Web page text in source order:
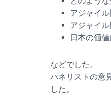
アジャイ
アジャイ
日本の価
などでした。
パネリストの意
した。